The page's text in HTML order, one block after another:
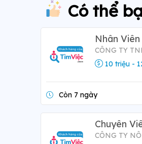
Có thể
Nhân
CÔNG TY
10 triệu -
Còn 7 ngày
Chuyên
CÔNG TY